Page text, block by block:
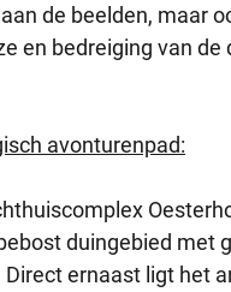
de beelden, maar
en bedreiging van
avonturenpad:
duingebied met
ernaast ligt het